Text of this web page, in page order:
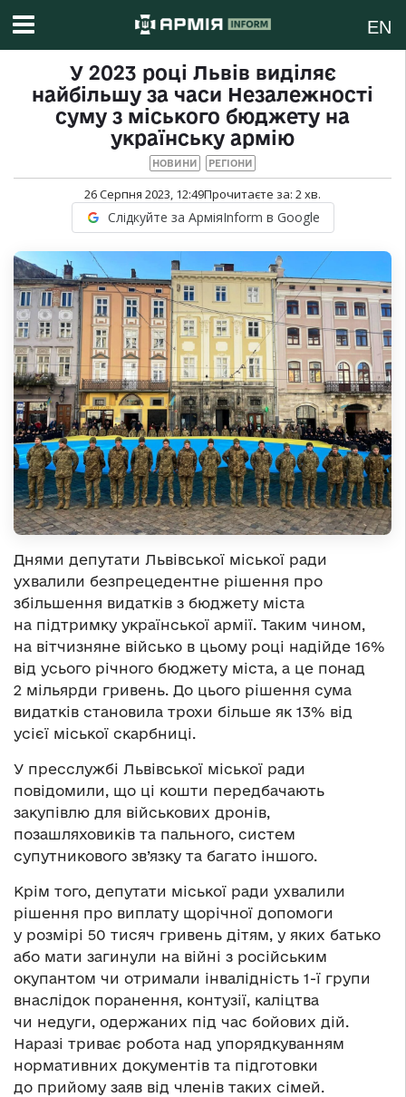
EN
У 2023 році Львів виділяє
найбільшу за часи Незалежності
суму з міського бюджету на
українську армію
НОВИНИ РЕГІОНИ
26 Серпня 2023, 12:49Прочитаєте за: 2хв.
Слідкуйте за АрміяInform в Google
Днями депутати Львівської міської ради
ухвалили безпрецедентне рішення про
збільшення видатків з бюджету міста
на підтримку української армії. Таким чином,
на вітчизняне військо в цьому році надійде 16%
від усього річного бюджету міста, а це понад
2 мільярди гривень. До цього рішення сума
видатків становила трохи більше як 13% від
усієї міської скарбниці.
У пресслужбі Львівської міської ради
повідомили, що ці кошти передбачають
закупівлю для військових дронів,
позашляховиків та пального, систем
супутникового зв’язку та багато іншого.
Крім того, депутати міської ради ухвалили
рішення про виплату щорічної допомоги
у розмірі 50 тисяч гривень дітям, у яких батько
або мати загинули на війні з російським
окупантом чи отримали інвалідність 1-ї групи
внаслідок поранення, контузії, каліцтва
чи недуги, одержаних під час бойових дій.
Наразі триває робота над упорядкуванням
нормативних документів та підготовки
до прийому заяв від членів таких сімей.